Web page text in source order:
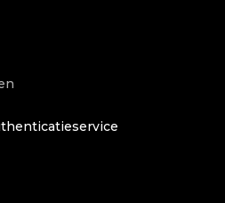
Productauthenticatieservice